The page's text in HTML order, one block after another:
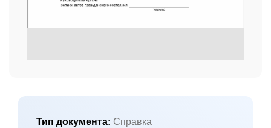
Тип документа: Справка